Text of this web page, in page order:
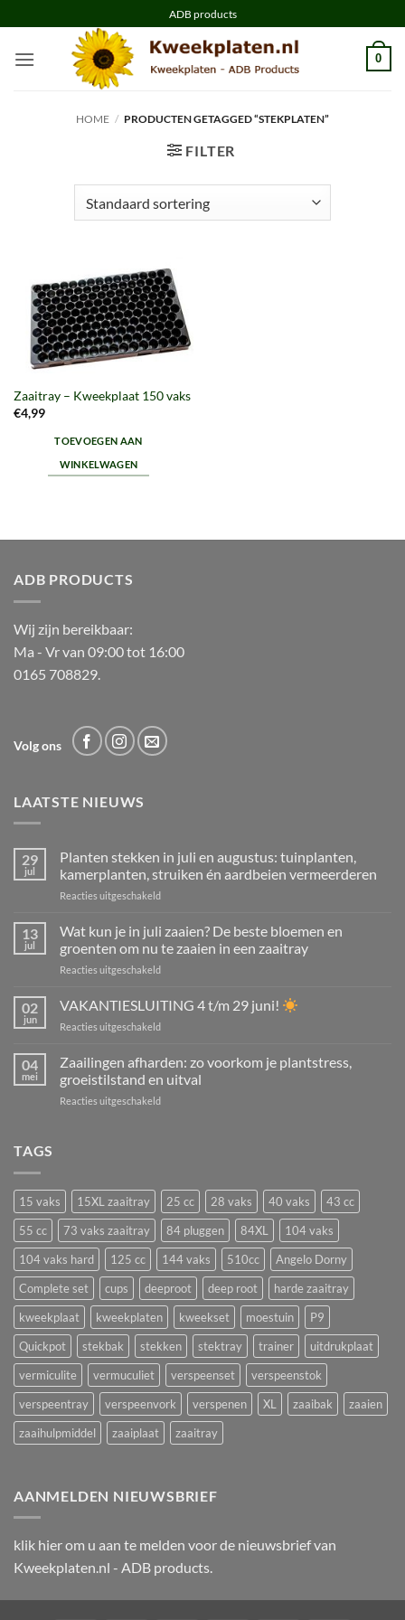
naar
inhoud
ADB products
0
HOME / PRODUCTEN GETAGGED “STEKPLATEN”
FILTER
Zaaitray – Kweekplaat 150 vaks
€4,99
TOEVOEGEN AAN
WINKELWAGEN
ADB PRODUCTS
Wij zijn bereikbaar:
Ma - Vr van 09:00 tot 16:00
0165 708829.
Volg ons
LAATSTE NIEUWS
29
jul
Planten stekken in juli en augustus: tuinplanten,
kamerplanten, struiken én aardbeien vermeerderen
Reacties uitgeschakeldvoor
stekken
juli
en
tuinplanten,
struiken
aardbeien
vermeerderen
13
jul
Wat kun je in juli zaaien? De beste bloemen en
groenten om nu te zaaien in een zaaitray
Reacties uitgeschakeldvoor
kun
in
zaaien?
De
bloemen
zaaien
in
een
zaaitray
02
jun
VAKANTIESLUITING 4 t/m 29 juni!
Reacties uitgeschakeldvoor
29
juni!
04
mei
Zaailingen afharden: zo voorkom je plantstress,
groeistilstand en uitval
Reacties uitgeschakeldvoor
plantstress,
groeistilstand
en
uitval
TAGS
15 vaks 15XL zaaitray 25 cc 28 vaks 40 vaks
43 cc
55 cc
73 vaks zaaitray 84 pluggen 84XL
104 vaks
104 vaks hard
125 cc 144 vaks 510cc
Angelo Dorny
Complete set
cups deeproot deep root
harde zaaitray
kweekplaat
kweekplaten kweekset moestuin
P9
Quickpot
stekbak stekken stektray trainer
uitdrukplaat
vermiculite
vermuculiet verspeenset
verspeenstok
verspeentray
verspeenvork verspenen XL zaaibak
zaaien
zaaihulpmiddel
zaaiplaat zaaitray
AANMELDEN NIEUWSBRIEF
klik hierom u aan te melden voor de nieuwsbrief van
Kweekplaten.nl - ADB products.